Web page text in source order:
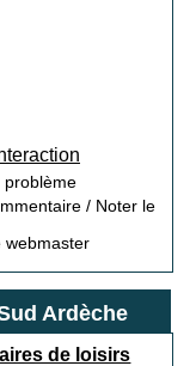
problème
/ Noter le
webmaster
Ardèche
de loisirs